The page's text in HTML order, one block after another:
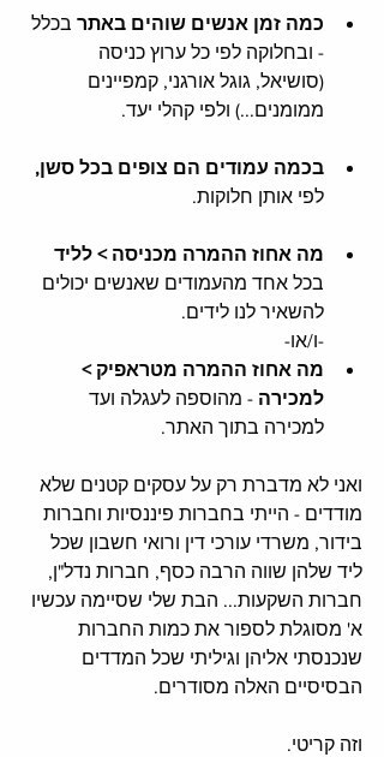
כמה זמן אנשים שוהים באתר בכלל
- ובחלוקה לפי כל ערוץ כניסה
(סושיאל, גוגל אורגני, קמפיינים
ממומנים...) ולפי קהלי יעד.
בכמה עמודים הם צופים בכל סשן,
לפי אותן חלוקות.
מה אחוז ההמרה מכניסה > לליד
בכל אחד מהעמודים שאנשים יכולים
להשאיר לנו לידים.
-ו/או-
מה אחוז ההמרה מטראפיק >
למכירה - מהוספה לעגלה ועד
למכירה בתוך האתר.
ואני לא מדברת רק על עסקים קטנים שלא
מודדים - הייתי בחברות פיננסיות וחברות
בידור, משרדי עורכי דין ורואי חשבון שכל
ליד שלהן שווה הרבה כסף, חברות נדל"ן,
חברות השקעות... הבת שלי שסיימה עכשיו
א' מסוגלת לספור את כמות החברות
שנכנסתי אליהן וגיליתי שכל המדדים
הבסיסיים האלה מסודרים.
וזה קריטי.